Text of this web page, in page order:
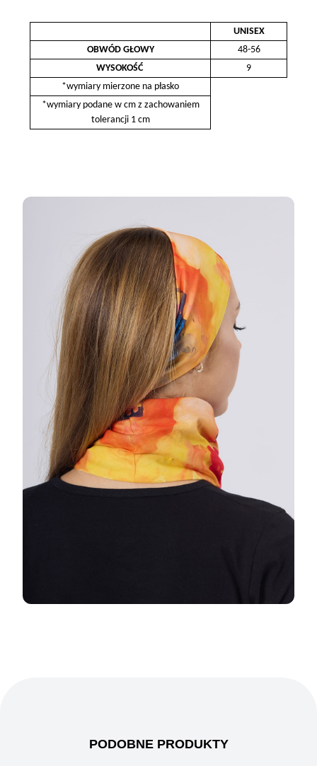
UNISEX
OBWÓD GŁOWY
48-56
WYSOKOŚĆ
9
*wymiary mierzone na płasko
*wymiary podane w cm z zachowaniem
tolerancji 1 cm
PODOBNE PRODUKTY